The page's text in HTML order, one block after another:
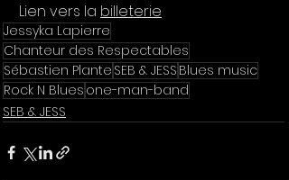
Lien vers la billeterie
Jessyka Lapierre
Chanteur des Respectables
Sébastien Plante SEB & JESS Blues music
Rock N Blues one-man-band
SEB & JESS